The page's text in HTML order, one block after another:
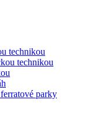
technikou
technikou
parky